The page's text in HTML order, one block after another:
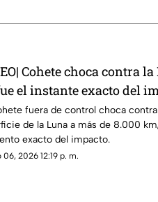
Cohete choca contra la
el instante exacto del
fuera de control choca
de la Luna a más de 8.000
exacto del impacto.
06, 2026 12:19 p. m.